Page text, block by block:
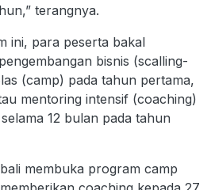
terangnya.
ini, para peserta bakal
bisnis (scalling-
(camp) pada tahun pertama,
mentoring intensif (coaching)
12 bulan pada tahun
membuka program camp